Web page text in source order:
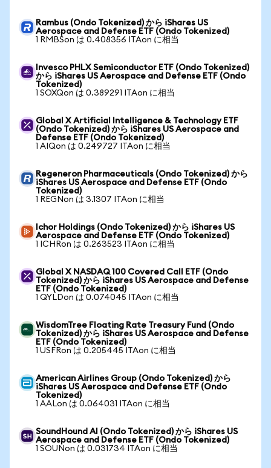
Rambus (Ondo Tokenized) から iShares US
Aerospace and Defense ETF (Ondo Tokenized)
1 RMBSon は 0.408356 ITAon に相当
Invesco PHLX Semiconductor ETF (Ondo Tokenized)
から iShares US Aerospace and Defense ETF (Ondo
Tokenized)
1 SOXQon は 0.389291 ITAon に相当
Global X Artificial Intelligence & Technology ETF
(Ondo Tokenized) から iShares US Aerospace and
Defense ETF (Ondo Tokenized)
1 AIQon は 0.249727 ITAon に相当
Regeneron Pharmaceuticals (Ondo Tokenized) から
iShares US Aerospace and Defense ETF (Ondo
Tokenized)
1 REGNon は 3.1307 ITAon に相当
Ichor Holdings (Ondo Tokenized) から iShares US
Aerospace and Defense ETF (Ondo Tokenized)
1 ICHRon は 0.263523 ITAon に相当
Global X NASDAQ 100 Covered Call ETF (Ondo
Tokenized) から iShares US Aerospace and Defense
ETF (Ondo Tokenized)
1 QYLDon は 0.074045 ITAon に相当
WisdomTree Floating Rate Treasury Fund (Ondo
Tokenized) から iShares US Aerospace and Defense
ETF (Ondo Tokenized)
1 USFRon は 0.205445 ITAon に相当
American Airlines Group (Ondo Tokenized) から
iShares US Aerospace and Defense ETF (Ondo
Tokenized)
1 AALon は 0.064031 ITAon に相当
SoundHound AI (Ondo Tokenized) から iShares US
Aerospace and Defense ETF (Ondo Tokenized)
1 SOUNon は 0.031734 ITAon に相当